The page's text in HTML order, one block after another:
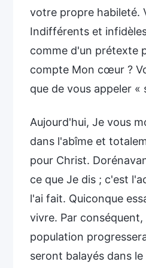
votre propre habileté.
Indifférents et
comme d'un prétexte
compte Mon cœur ?
que de vous appeler
Aujourd'hui, Je vous
dans l'abîme et
pour Christ.
ce que Je dis ; c'est
l'ai fait. Quiconque
vivre. Par
population
seront balayés dans